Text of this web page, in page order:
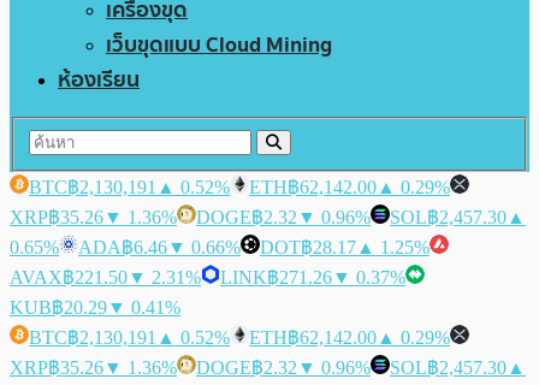
เครื่องขุด
เว็บขุดแบบ Cloud Mining
ห้องเรียน
BTC฿2,130,191 ▲ 0.52% ETH฿62,142.00 ▲ 0.29%
XRP฿35.26▼ 1.36% DOGE฿2.32 ▼ 0.96% SOL฿2,457.30 ▲
0.65%
ADA฿6.46▼ 0.66% DOT฿28.17 ▲ 1.25%
AVAX฿221.50▼ 2.31% LINK฿271.26▼ 0.37%
KUB฿20.29▼ 0.41%
BTC฿2,130,191 ▲ 0.52% ETH฿62,142.00 ▲ 0.29%
XRP฿35.26▼ 1.36% DOGE฿2.32 ▼ 0.96% SOL฿2,457.30 ▲